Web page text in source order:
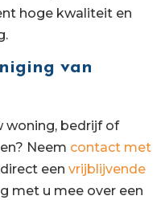
hoge kwaliteit en
van
woning, bedrijf of
Neem contact met
een vrijblijvende
met u mee over een